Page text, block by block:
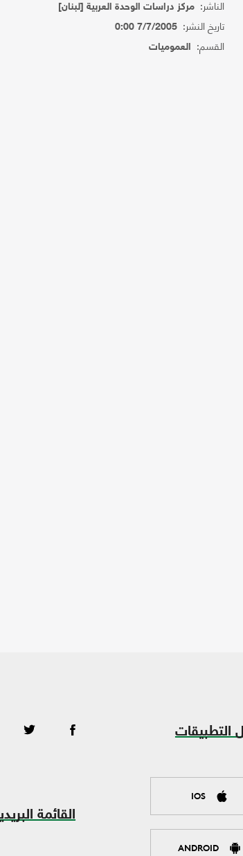
الناشر: مركز دراسات الوحدة العربية [لبنان]
تاريخ النشر: 7/7/2005 0:00
القسم: العموميات
التطبيقات
IOS
ANDROID
القائمة